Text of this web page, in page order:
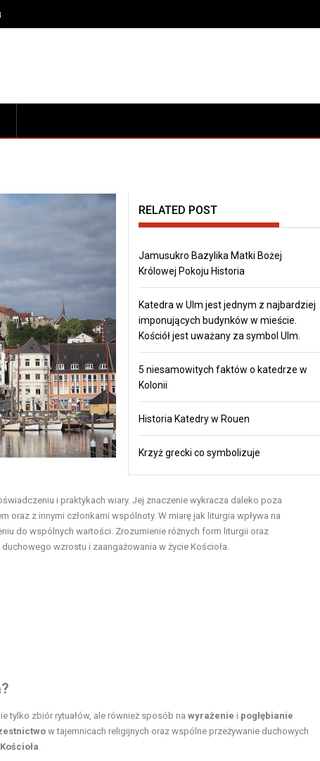
transport, płatności, rezerwacje i zwiedzanie
RELATED POST
Jamusukro Bazylika Matki Bożej
Królowej Pokoju Historia
Katedra w Ulm jest jednym z najbardziej
imponujących budynków w mieście.
Kościół jest uważany za symbol Ulm.
5 niesamowitych faktów o katedrze w
Kolonii
Historia Katedry w Rouen
Krzyż grecki co symbolizuje
i praktykach wiary. Jej znaczenie wykracza daleko poza
oraz z innymi członkami wspólnoty. W miarę jak liturgia wpływa na
do wspólnych wartości. Zrozumienie różnych form liturgii oraz
wzrostu i zaangażowania w życie Kościoła.
tylko zbiór rytuałów, ale również sposób na wyrażenie i pogłębianie
w tajemnicach religijnych oraz wspólne przeżywanie duchowych